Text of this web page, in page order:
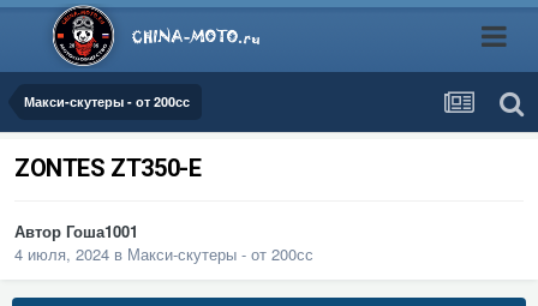
Макси-скутеры - от 200сс
ZONTES ZT350-E
Автор Гоша1001
4 июля, 2024 в Макси-скутеры - от 200сс